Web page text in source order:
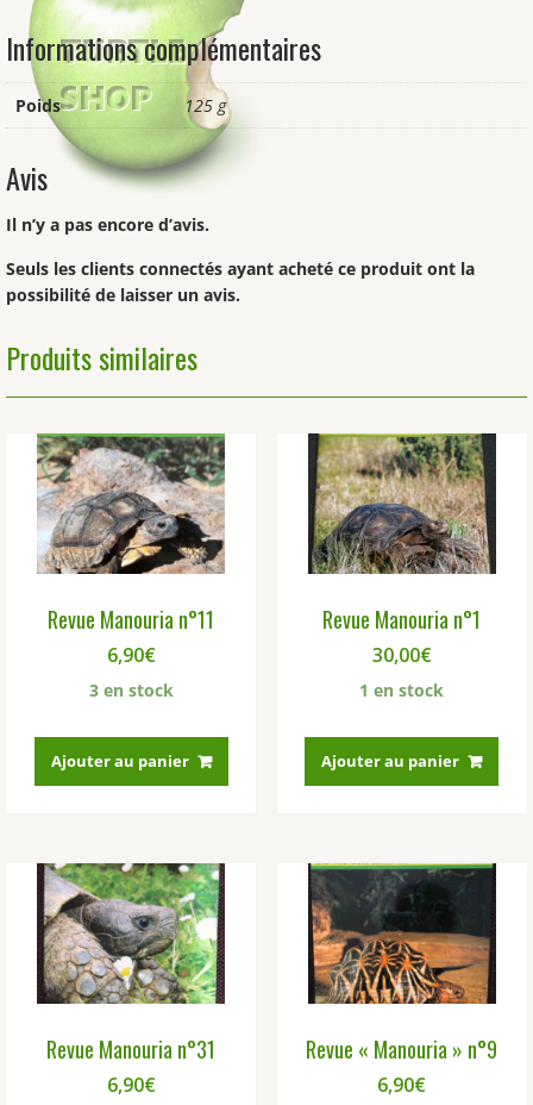
Informations complémentaires
Poids 125 g
Avis
Il n’y a pas encore d’avis.
Seuls les clients connectés ayant acheté ce produit ont la
possibilité de laisser un avis.
Produits similaires
Revue Manouria n°11
6,90€
3 en stock
Ajouter au panier
Revue Manouria n°1
30,00€
1 en stock
Ajouter au panier
Revue Manouria n°31
6,90€
Revue « Manouria » n°9
6,90€